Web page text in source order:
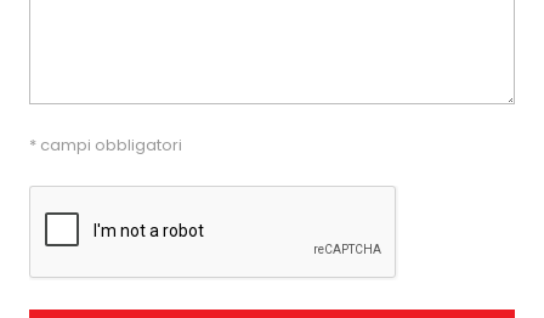
* campi obbligatori